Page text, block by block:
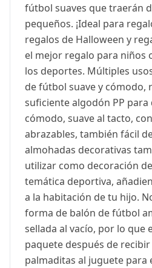
fútbol suaves que traerán
pequeños. ¡Ideal para
regalos de Halloween y
el mejor regalo para niños
los deportes. Múltiples
de fútbol suave y cómodo,
suficiente algodón PP para
cómodo, suave al tacto,
abrazables, también fácil
almohadas decorativas
utilizar como decoración
temática deportiva,
a la habitación de tu hijo.
forma de balón de fútbol
sellada al vacío, por lo que
paquete después de
palmaditas al juguete para